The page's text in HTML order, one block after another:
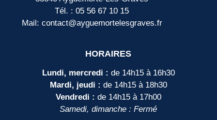
Tél. : 05 56 67 10 15
Mail: contact@ayguemortelesgraves.fr
HORAIRES
Lundi, mercredi : de 14h15 à 16h30
Mardi, jeudi : de 14h15 à 18h30
Vendredi : de 14h15 à 17h00
Samedi, dimanche : Fermé